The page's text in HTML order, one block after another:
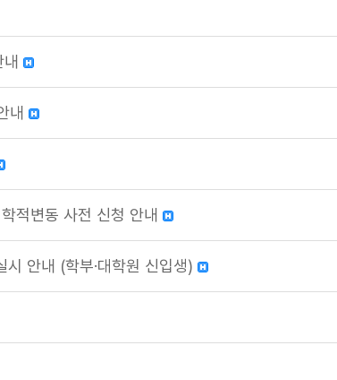
내
적변동 사전 신청 안내
안내 (학부·대학원 신입생)